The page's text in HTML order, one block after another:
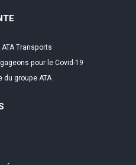
Transports
pour le Covid-19
du groupe ATA